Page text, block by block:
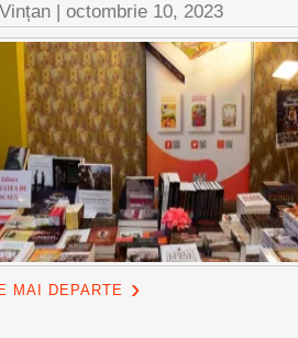
|octombrie 10, 2023
MAI DEPARTE